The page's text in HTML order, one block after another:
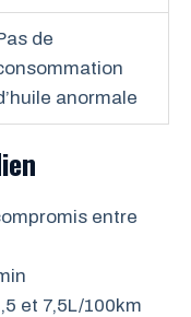
de
anormale
entre
et 7,5L/100km